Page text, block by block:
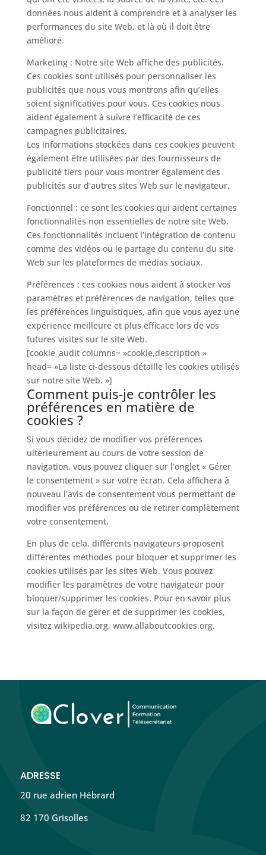
données nous aident à comprendre et à analyser les
performances du site Web. et là où il doit être
amélioré.
Marketing : Notre site Web affiche des publicités.
Ces cookies sont utilisés pour personnaliser les
publicités que nous vous montrons afin qu’elles
soient significatives pour vous. Ces cookies nous
aident également à suivre l’efficacité de ces
campagnes publicitaires.
Les informations stockées dans ces cookies peuvent
également être utilisées par des fournisseurs de
publicité tiers pour vous montrer également des
publicités sur d’autres sites Web sur le navigateur.
Fonctionnel : ce sont les cookies qui aident certaines
fonctionnalités non essentielles de notre site Web.
Ces fonctionnalités incluent l’intégration de contenu
comme des vidéos ou le partage du contenu du site
Web sur les plateformes de médias sociaux.
Préférences : ces cookies nous aident à stocker vos
paramètres et préférences de navigation, telles que
les préférences linguistiques, afin que vous ayez une
expérience meilleure et plus efficace lors de vos
futures visites sur le site Web.
[cookie_audit columns= »cookie,description »
head= »La liste ci-dessous détaille les cookies utilisés
sur notre site Web. »]
Comment puis-je contrôler les
préférences en matière de
cookies ?
Si vous décidez de modifier vos préférences
ultérieurement au cours de votre session de
navigation, vous pouvez cliquer sur l’onglet « Gérer
le consentement » sur votre écran. Cela affichera à
nouveau l’avis de consentement vous permettant de
modifier vos préférences ou de retirer complètement
votre consentement.
En plus de cela, différents navigateurs proposent
différentes méthodes pour bloquer et supprimer les
cookies utilisés par les sites Web. Vous pouvez
modifier les paramètres de votre navigateur pour
bloquer/supprimer les cookies. Pour en savoir plus
sur la façon de gérer et de supprimer les cookies,
visitez wikipedia.org, www.allaboutcookies.org.
ADRESSE
20 rue adrien Hébrard
82 170 Grisolles